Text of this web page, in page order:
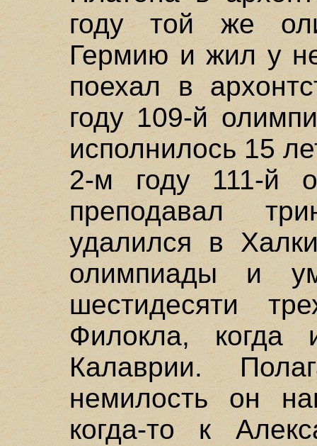
году той же
Гермию и жил у
поехал в
году 109-й
исполнилось 15
2-м году 111-й
преподавал
удалился в
олимпиады и
шестидесяти
Филокла,
Калаврии.
немилость он
когда-то к